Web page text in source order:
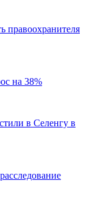
правоохранителя
на 38%
в Селенгу в